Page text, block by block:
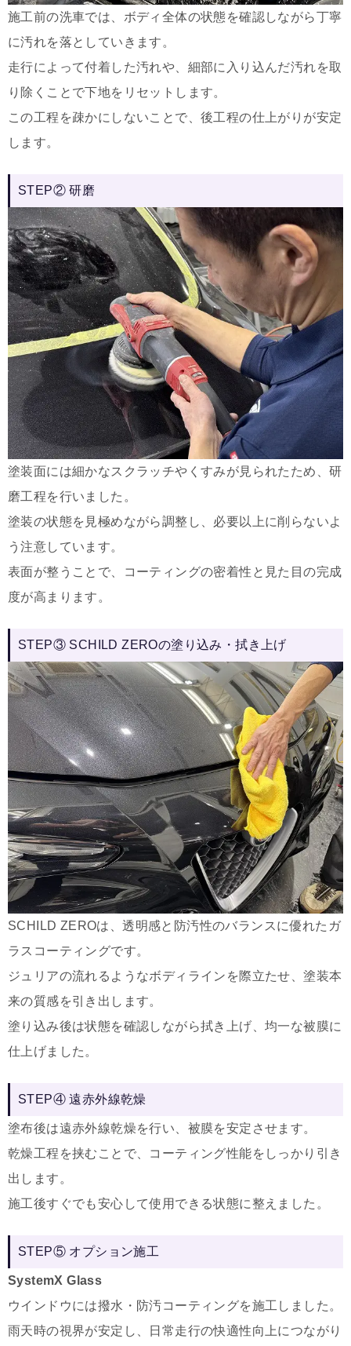
施工前の洗車では、ボディ全体の状態を確認しながら丁寧
に汚れを落としていきます。
走行によって付着した汚れや、細部に入り込んだ汚れを取
り除くことで下地をリセットします。
この工程を疎かにしないことで、後工程の仕上がりが安定
します。
STEP② 研磨
塗装面には細かなスクラッチやくすみが見られたため、研
磨工程を行いました。
塗装の状態を見極めながら調整し、必要以上に削らないよ
う注意しています。
表面が整うことで、コーティングの密着性と見た目の完成
度が高まります。
STEP③ SCHILD ZEROの塗り込み・拭き上げ
SCHILD ZEROは、透明感と防汚性のバランスに優れたガ
ラスコーティングです。
ジュリアの流れるようなボディラインを際立たせ、塗装本
来の質感を引き出します。
塗り込み後は状態を確認しながら拭き上げ、均一な被膜に
仕上げました。
STEP④ 遠赤外線乾燥
塗布後は遠赤外線乾燥を行い、被膜を安定させます。
乾燥工程を挟むことで、コーティング性能をしっかり引き
出します。
施工後すぐでも安心して使用できる状態に整えました。
STEP⑤ オプション施工
SystemX Glass
ウインドウには撥水・防汚コーティングを施工しました。
雨天時の視界が安定し、日常走行の快適性向上につながり